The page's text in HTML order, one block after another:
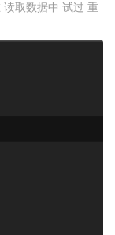
取数据中 试过 重